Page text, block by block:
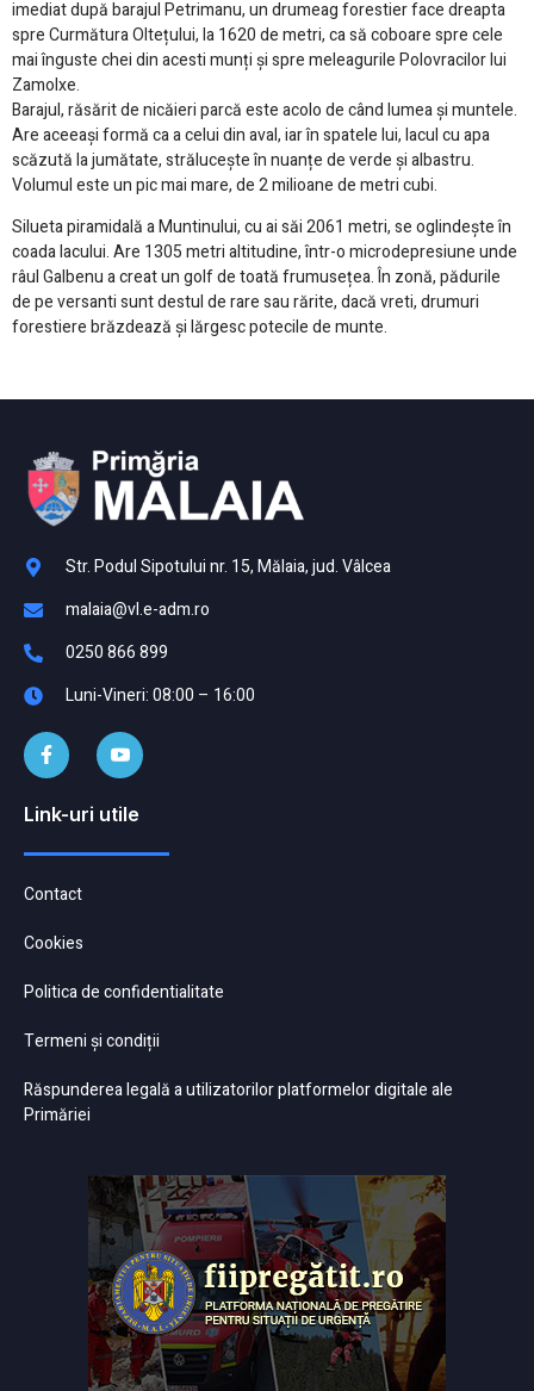
imediat după barajul Petrimanu, un drumeag forestier face dreapta
spre Curmătura Oltețului, la 1620 de metri, ca să coboare spre cele
mai înguste chei din acesti munți și spre meleagurile Polovracilor lui
Zamolxe.
Barajul, răsărit de nicăieri parcă este acolo de când lumea și muntele.
Are aceeași formă ca a celui din aval, iar în spatele lui, lacul cu apa
scăzută la jumătate, strălucește în nuanțe de verde și albastru.
Volumul este un pic mai mare, de 2 milioane de metri cubi.
Silueta piramidală a Muntinului, cu ai săi 2061 metri, se oglindește în
coada lacului. Are 1305 metri altitudine, într-o microdepresiune unde
râul Galbenu a creat un golf de toată frumusețea. În zonă, pădurile
de pe versanti sunt destul de rare sau rărite, dacă vreti, drumuri
forestiere brăzdează și lărgesc potecile de munte.
Str. Podul Sipotului nr. 15, Mălaia, jud. Vâlcea
malaia@vl.e-adm.ro
0250 866 899
Luni-Vineri: 08:00 – 16:00
Link-uri utile
Contact
Cookies
Politica de confidentialitate
Termeni și condiții
Răspunderea legală a utilizatorilor platformelor digitale ale
Primăriei